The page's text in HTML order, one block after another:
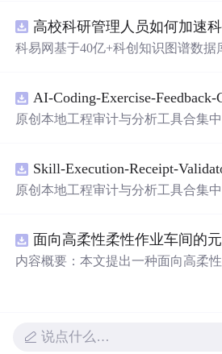
科易网基于40亿+科创知识图谱数据
新领域的AI+数智化解决方案，推
智能化发展。
原创本地工程审计与分析工具合集
README、运行说明、功能清单、
权声明。解压后进入project目录，执
目源码、Logo、官方截图、论文、
材。适合前端开发、AI应用工程、
原创本地工程审计与分析工具合集
README、运行说明、功能清单、
权声明。解压后进入project目录，执
内容概要：本文提出一种面向高柔
略以增强跳出局部最优的能力，从
环境中工序灵活、设备多样、约束
说点什么…